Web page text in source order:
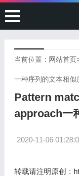
当前位置： 网站首页
一种序列的文本相似
Pattern
approach一
2020-11-06
转载请注明原创：